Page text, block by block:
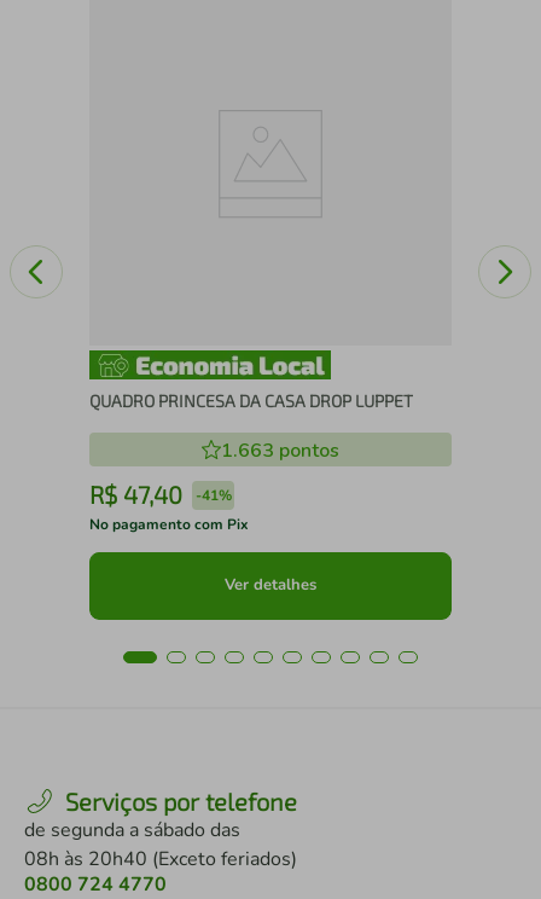
QUADRO PRINCESA DA CASA DROP LUPPET
1.663 pontos
R$ 47,40 -41%
No pagamento com Pix
Ver detalhes
Serviços por telefone
de segunda a sábado das
08h às 20h40 (Exceto feriados)
0800 724 4770